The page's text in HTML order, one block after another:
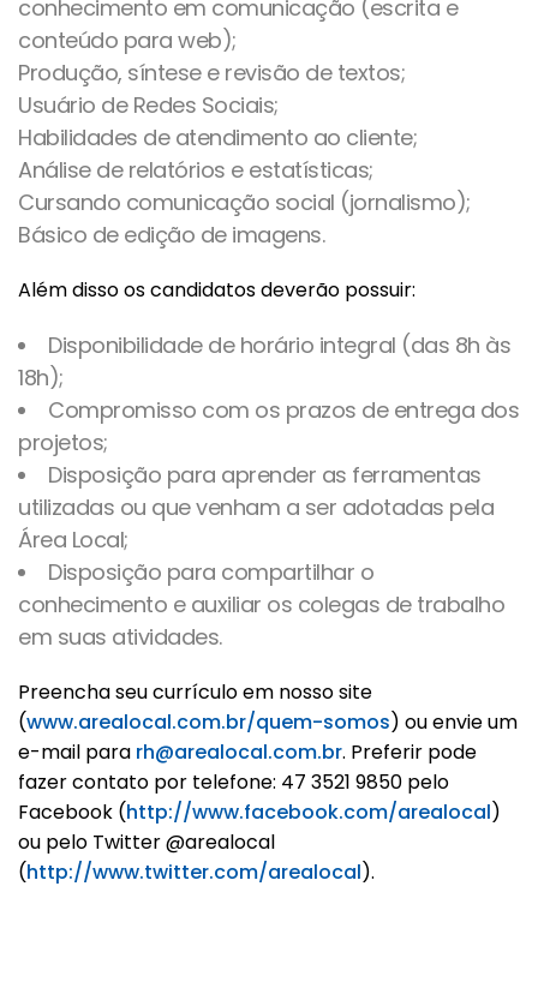
conhecimento em comunicação (escrita e
conteúdo para web);
Produção, síntese e revisão de textos;
Usuário de Redes Sociais;
Habilidades de atendimento ao cliente;
Análise de relatórios e estatísticas;
Cursando comunicação social (jornalismo);
Básico de edição de imagens.
Além disso os candidatos deverão possuir:
Disponibilidade de horário integral (das 8h às
18h);
Compromisso com os prazos de entrega dos
projetos;
Disposição para aprender as ferramentas
utilizadas ou que venham a ser adotadas pela
Área Local;
Disposição para compartilhar o
conhecimento e auxiliar os colegas de trabalho
em suas atividades.
Preencha seu currículo em nosso site
(www.arealocal.com.br/quem-somos) ou envie um
e-mail para rh@arealocal.com.br. Preferir pode
fazer contato por telefone: 47 3521 9850 pelo
Facebook (http://www.facebook.com/arealocal)
ou pelo Twitter @arealocal
(http://www.twitter.com/arealocal).